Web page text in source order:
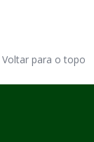
Voltar para o topo